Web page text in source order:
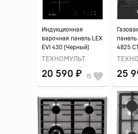
Индукционная
варочная панель LEX
EVI 430 (Черный)
ТЕХНОМУЛЬТ
20 590 ₽ 15
панель
4825
25